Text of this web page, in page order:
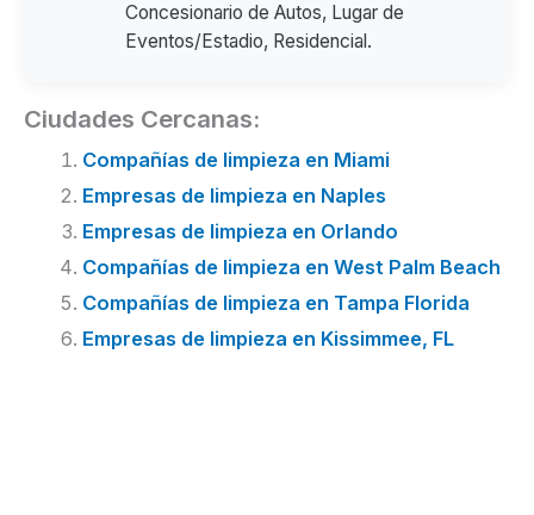
Concesionario de Autos, Lugar de
Eventos/Estadio, Residencial.
Ciudades Cercanas:
Compañías de limpieza en Miami
Empresas de limpieza en Naples
Empresas de limpieza en Orlando
Compañías de limpieza en West Palm Beach
Compañías de limpieza en Tampa Florida
Empresas de limpieza en Kissimmee, FL